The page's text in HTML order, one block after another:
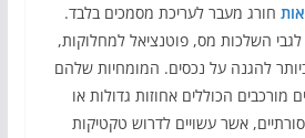
חורג מעבר לעריכת מסמכים בלבד.
השלכות מס, פוטנציאל למחלוקות,
להגנה על נכסים. המומחיות שלהם
מורכבים הכוללים אחוזות גדולות או
אשר עשויים לדרוש טקטיקות